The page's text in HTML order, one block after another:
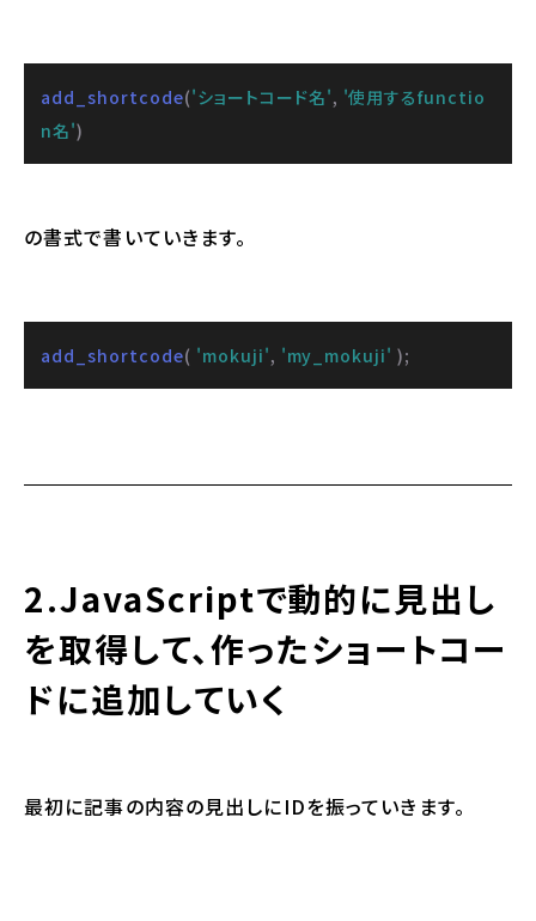
add_shortcode('ショートコード名', '使用するfunctio
n名')
の書式で書いていきます。
add_shortcode( 'mokuji', 'my_mokuji' );
2.JavaScriptで動的に見出し
を取得して、作ったショートコー
ドに追加していく
最初に記事の内容の見出しにIDを振っていきます。